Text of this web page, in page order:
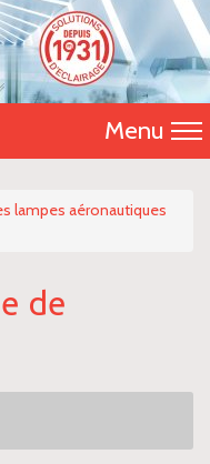
Menu
lampes aéronautiques
de